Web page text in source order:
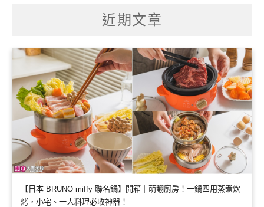
近期文章
【日本 BRUNO miffy 聯名鍋】開箱｜萌翻廚房！一鍋四用蒸煮炊
烤，小宅、一人料理必收神器！